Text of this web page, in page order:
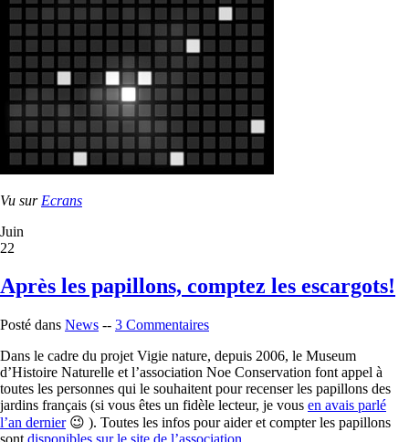
Vu sur Ecrans
Juin
22
Après les papillons, comptez les escargots!
Posté dans News -- 3 Commentaires
Dans le cadre du projet Vigie nature, depuis 2006, le Museum
d’Histoire Naturelle et l’association Noe Conservation font appel à
toutes les personnes qui le souhaitent pour recenser les papillons des
jardins français (si vous êtes un fidèle lecteur, je vous en avais parlé
l’an dernier😉 ). Toutes les infos pour aider et compter les papillons